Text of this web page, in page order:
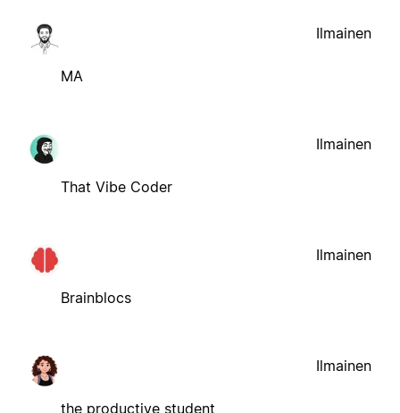
MA
Ilmainen
That Vibe Coder
Ilmainen
Brainblocs
Ilmainen
the productive student
Ilmainen